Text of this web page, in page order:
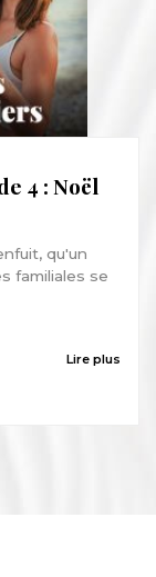
4 : Noël
qu'un
familiales se
Lire plus